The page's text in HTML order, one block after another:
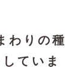
わりの種
ていま